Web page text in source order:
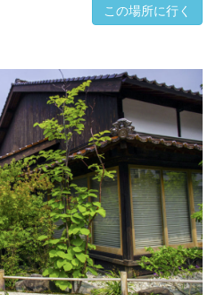
この場所に行く